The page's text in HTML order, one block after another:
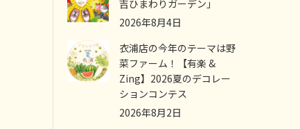
吉ひまわりガーデン」
2026年8月4日
衣浦店の今年のテーマは野
菜ファーム！【有楽 &
Zing】2026夏のデコレー
ションコンテス
2026年8月2日